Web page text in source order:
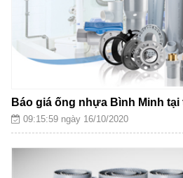
Báo giá ống nhựa Bình Minh tại
09:15:59 ngày 16/10/2020